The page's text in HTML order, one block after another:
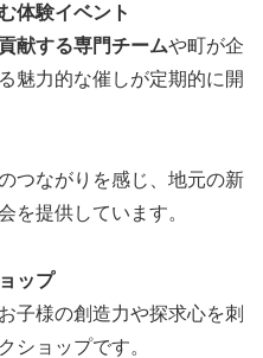
体験イベント
献する専門チームや町が企
魅力的な催しが定期的に開
つながりを感じ、地元の新
を提供しています。
ップ
子様の創造力や探求心を刺
ショップです。